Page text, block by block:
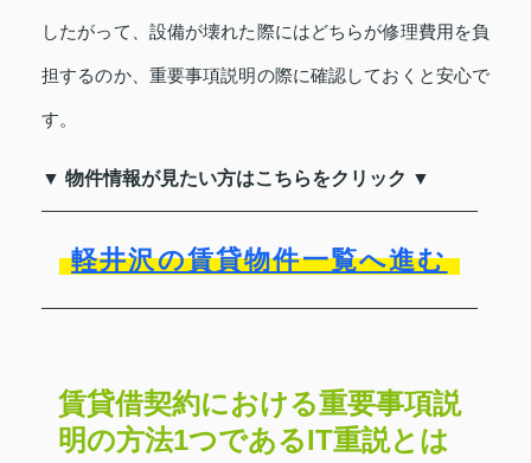
したがって、設備が壊れた際にはどちらが修理費用を負
担するのか、重要事項説明の際に確認しておくと安心で
す。
▼ 物件情報が見たい方はこちらをクリック ▼
軽井沢の賃貸物件一覧へ進む
賃貸借契約における重要事項説
明の方法1つであるIT重説とは